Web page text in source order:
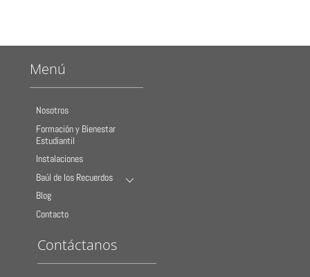
Menú
Nosotros
Formación y Bienestar
Estudiantil
Instalaciones
Baúl de los Recuerdos
Blog
Contacto
Contáctanos